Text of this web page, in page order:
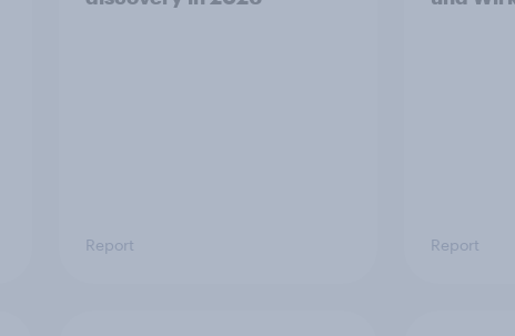
Report Report